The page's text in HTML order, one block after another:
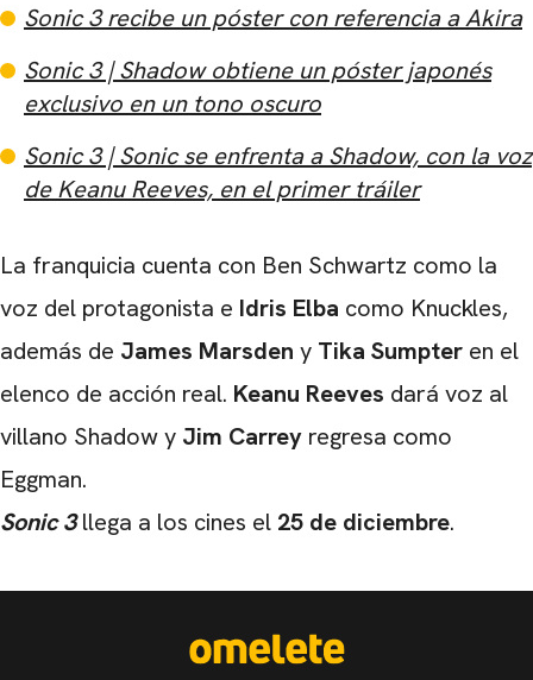
Sonic 3 recibe un póster con referencia a Akira
Sonic 3 | Shadow obtiene un póster japonés
exclusivo en un tono oscuro
Sonic 3 | Sonic se enfrenta a Shadow, con la voz
de Keanu Reeves, en el primer tráiler
La franquicia cuenta con Ben Schwartz como la
voz del protagonista e Idris Elba como Knuckles,
además de James Marsden y Tika Sumpter en el
elenco de acción real. Keanu Reeves dará voz al
villano Shadow y Jim Carrey regresa como
Eggman.
Sonic 3llega a los cines el 25 de diciembre.